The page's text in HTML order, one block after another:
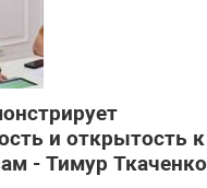
и открытость к
- Тимур Ткаченко